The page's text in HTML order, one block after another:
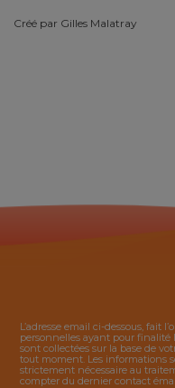
Créé par Gilles Malatray
L’adresse email ci-dessous, fait
personnelles ayant pour finalité
sont collectées sur la base de
tout moment. Les informations
strictement nécessaire au
compter du dernier contact